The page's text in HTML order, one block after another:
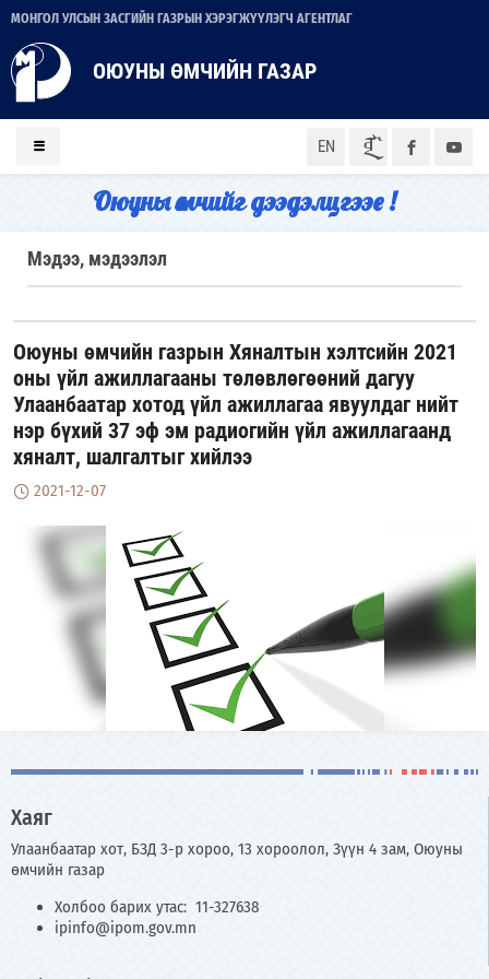
МОНГОЛ УЛСЫН ЗАСГИЙН ГАЗРЫН ХЭРЭГЖҮҮЛЭГЧ АГЕНТЛАГ
ОЮУНЫ ӨМЧИЙН ГАЗАР
EN ᠮᠣᠨ
Оюуны өмчийг дээдэлцгээе !
Мэдээ, мэдээлэл
Оюуны өмчийн газрын Хяналтын хэлтсийн 2021
оны үйл ажиллагааны төлөвлөгөөний дагуу
Улаанбаатар хотод үйл ажиллагаа явуулдаг нийт
нэр бүхий 37 эф эм радиогийн үйл ажиллагаанд
хяналт, шалгалтыг хийлээ
2021-12-07
Хаяг
Улаанбаатар хот, БЗД 3-р хороо, 13 хороолол, Зүүн 4 зам, Оюуны
өмчийн газар
Холбоо барих утас: 11-327638
ipinfo@ipom.gov.mn